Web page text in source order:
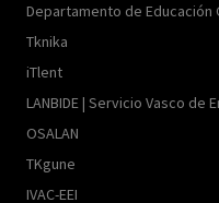
Departamento de Educación
Tknika
iTlent
LANBIDE | Servicio Vasco de
OSALAN
TKgune
IVAC-EEI